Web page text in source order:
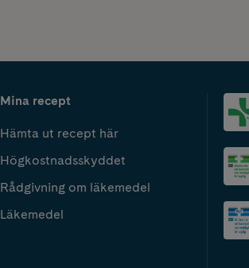
Mina recept
Hämta ut recept här
Högkostnadsskyddet
Rådgivning om läkemedel
Läkemedel